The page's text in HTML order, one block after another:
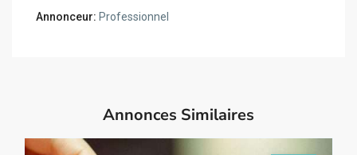
Annonceur: Professionnel
Annonces Similaires